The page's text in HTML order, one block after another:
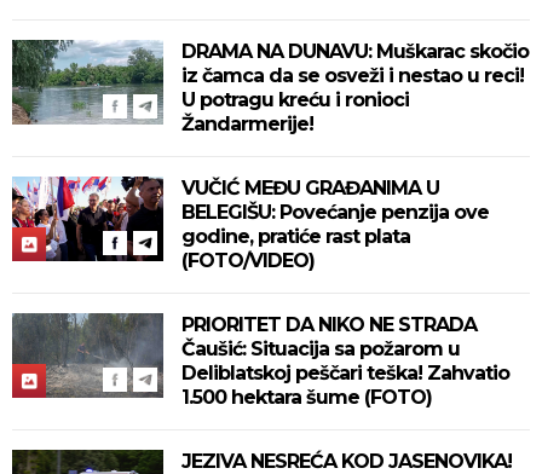
DRAMA NA DUNAVU: Muškarac skočio
iz čamca da se osveži i nestao u reci!
U potragu kreću i ronioci
Žandarmerije!
VUČIĆ MEĐU GRAĐANIMA U
BELEGIŠU: Povećanje penzija ove
godine, pratiće rast plata
(FOTO/VIDEO)
PRIORITET DA NIKO NE STRADA
Čaušić: Situacija sa požarom u
Deliblatskoj peščari teška! Zahvatio
1.500 hektara šume (FOTO)
JEZIVA NESREĆA KOD JASENOVIKA!